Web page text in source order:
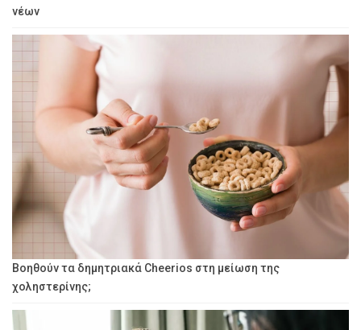
νέων
Βοηθούν τα δημητριακά Cheerios στη μείωση της
χοληστερίνης;